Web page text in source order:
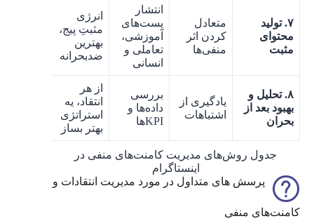
۷. تولید
محتوای
مثبت
متعادل
کردن اثر
منفی‌ها
انتشار
پست‌های
آموزشی،
تعاملی و
انسانی
انرژی
مثبتِ پیج،
بهترین
ضد‌بحرانه
۸. تحلیل و
بهبود بعد از
بحران
یادگیری از
اشتباهات
بررسی
داده‌ها و
KPIها
از هر
انتقاد، یه
استراتژی
بهتر بساز
جدول روش‌های مدیریت کامنت‌های منفی در
اینستاگرام
پرسش های متداول در مورد مدیریت انتقادات و
کامنت‌های منفی